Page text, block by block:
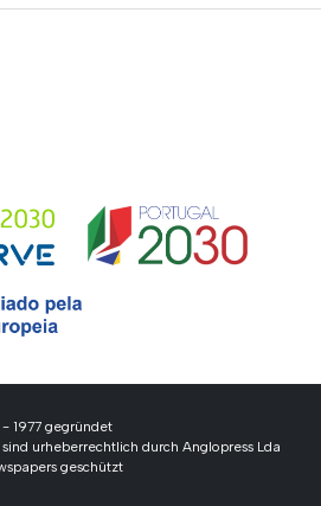
1977 gegründet
urheberrechtlich durch Anglopress Lda
geschützt